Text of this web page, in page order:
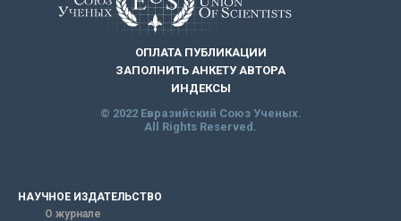
ОПЛАТА ПУБЛИКАЦИИ
ЗАПОЛНИТЬ АНКЕТУ АВТОРА
ИНДЕКСЫ
© 2022 Евразийский Союз Ученых.
All Rights Reserved.
НАУЧНОЕ ИЗДАТЕЛЬСТВО
О журнале